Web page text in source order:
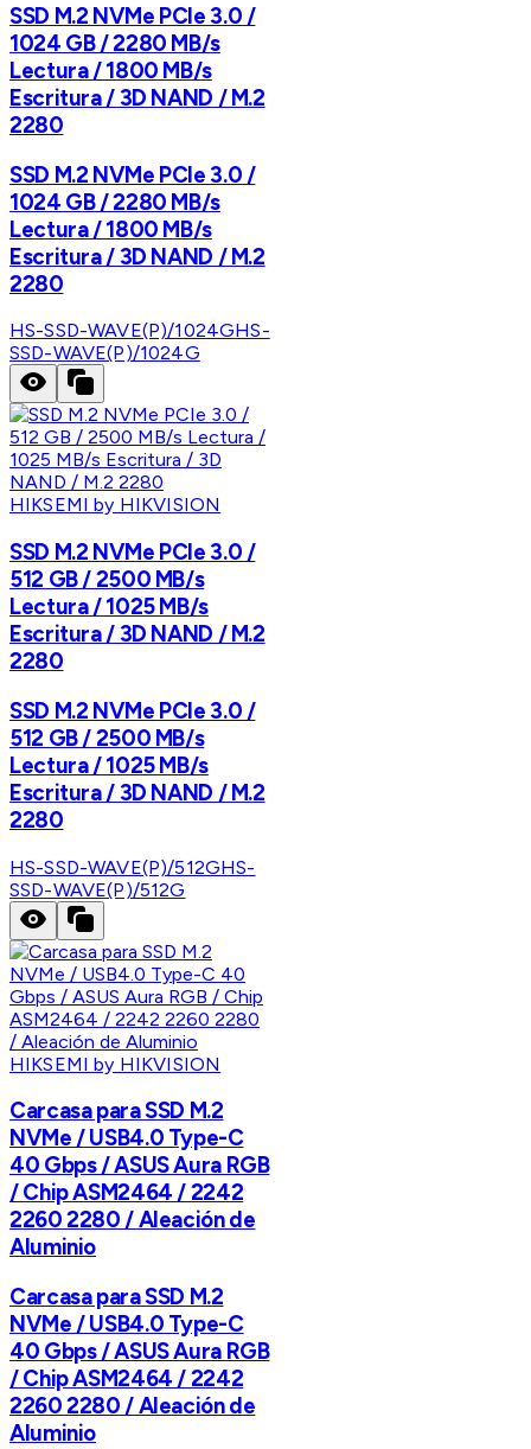
SSD M.2 NVMe PCIe 3.0 /
1024 GB / 2280 MB/s
Lectura / 1800 MB/s
Escritura / 3D NAND / M.2
2280
SSD M.2 NVMe PCIe 3.0 /
1024 GB / 2280 MB/s
Lectura / 1800 MB/s
Escritura / 3D NAND / M.2
2280
HS-SSD-WAVE(P)/1024GHS-
SSD-WAVE(P)/1024G
HIKSEMI by HIKVISION
SSD M.2 NVMe PCIe 3.0 /
512 GB / 2500 MB/s
Lectura / 1025 MB/s
Escritura / 3D NAND / M.2
2280
SSD M.2 NVMe PCIe 3.0 /
512 GB / 2500 MB/s
Lectura / 1025 MB/s
Escritura / 3D NAND / M.2
2280
HS-SSD-WAVE(P)/512GHS-
SSD-WAVE(P)/512G
HIKSEMI by HIKVISION
Carcasa para SSD M.2
NVMe / USB4.0 Type-C
40 Gbps / ASUS Aura RGB
/ Chip ASM2464 / 2242
2260 2280 / Aleación de
Aluminio
Carcasa para SSD M.2
NVMe / USB4.0 Type-C
40 Gbps / ASUS Aura RGB
/ Chip ASM2464 / 2242
2260 2280 / Aleación de
Aluminio